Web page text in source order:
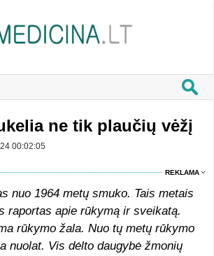
ne tik plaučių vėžį
00:02:05
REKLAMA
nuo 1964 metų smuko. Tais metais
raportas apie rūkymą ir sveikatą.
rūkymo žala. Nuo tų metų rūkymo
nuolat. Vis dėlto daugybė žmonių